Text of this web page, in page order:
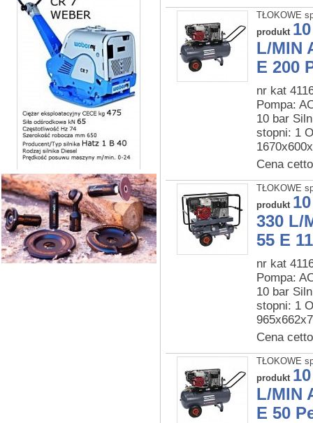
TŁOKOWE
produkt
L/MIN
E 200
nr kat
Pompa:
10 bar
stopni: 1
Cena
TŁOKOWE
produkt
330 L/
55 E
nr kat
Pompa:
10 bar
stopni: 1
Cena
TŁOKOWE
produkt
L/MIN
E 50